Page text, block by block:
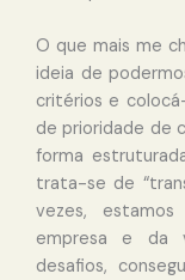
O que mais me
ideia de
critérios e
de prioridade de
forma
trata-se de
vezes,
empresa e da
desafios,